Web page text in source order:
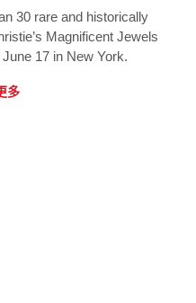
30 rare and historically
Magnificent Jewels
17 in New York.
多